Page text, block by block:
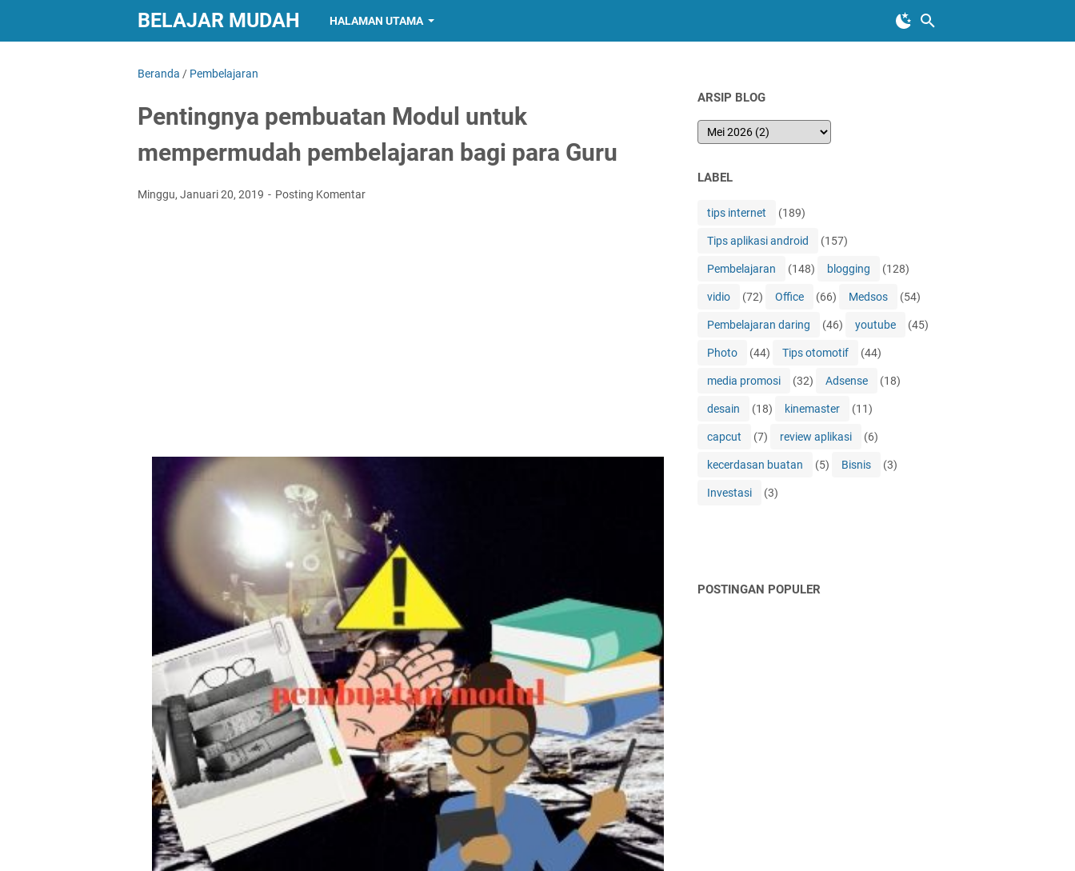
BELAJAR MUDAH HALAMAN UTAMA
Beranda / Pembelajaran
Pentingnya pembuatan Modul untuk
mempermudah pembelajaran bagi para Guru
Minggu, Januari 20, 2019 Posting Komentar
ARSIP BLOG
LABEL
tips internet (189)
Tips aplikasi android (157)
Pembelajaran (148) blogging (128)
vidio (72) Office (66) Medsos (54)
Pembelajaran daring (46) youtube (45)
Photo (44) Tips otomotif (44)
media promosi (32) Adsense (18)
desain (18) kinemaster (11)
capcut (7) review aplikasi (6)
kecerdasan buatan (5) Bisnis (3)
Investasi (3)
POSTINGAN POPULER